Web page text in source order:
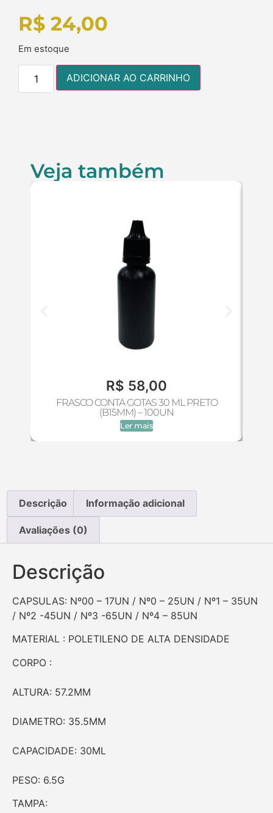
R$ 24,00
Em estoque
ADICIONAR AO CARRINHO
Veja também
R$ 58,00
FRASCO CONTA GOTAS 30 ML PRETO
(B15MM) – 100UN
Ler mais
Descrição Informação adicional
Avaliações (0)
Descrição
CAPSULAS: Nº00 – 17UN / Nº0 – 25UN / Nº1 – 35UN
/ Nº2 -45UN / Nº3 -65UN / Nº4 – 85UN
MATERIAL : POLETILENO DE ALTA DENSIDADE
CORPO :
ALTURA: 57.2MM
DIAMETRO: 35.5MM
CAPACIDADE: 30ML
PESO: 6.5G
TAMPA: